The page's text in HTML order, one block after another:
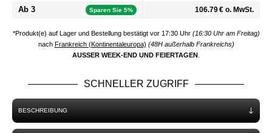
Ab 3 Sparen Sie 5% 106.79 € o. MwSt.
*Produkt(e) auf Lager und Bestellung bestätigt vor 17:30 Uhr (16:30 Uhr am Freitag)
nach Frankreich (Kontinentaleuropa) (48H außerhalb Frankreichs)
AUSSER WEEK-END UND FEIERTAGEN
SCHNELLER ZUGRIFF
BESCHREIBUNG